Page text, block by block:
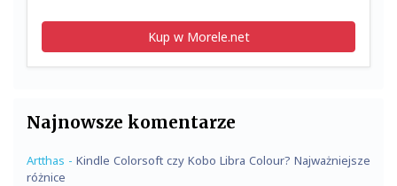
Kup w Morele.net
Najnowsze komentarze
Artthas - Kindle Colorsoft czy Kobo Libra Colour? Najważniejsze
różnice